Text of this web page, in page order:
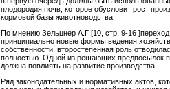
плодородия почв, которое обусловит рост
кормовой базы животноводства.
По мнению Зельцнер А.Г [10, стр. 9-16
принципиально новые формы ведения
собственности, второстепенная роль
полностью. Одной из решающих предпосылок
должна повлиять на развитие производства.
Ряд законодательных и нормативных актов,